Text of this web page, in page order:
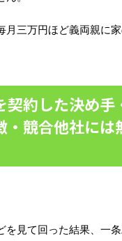
月三万円ほど義両親に
契約した決め手
・競合他社に
を見て回った結果、一